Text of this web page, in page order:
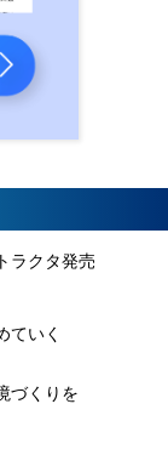
ラクタ発売
ていく
づくりを